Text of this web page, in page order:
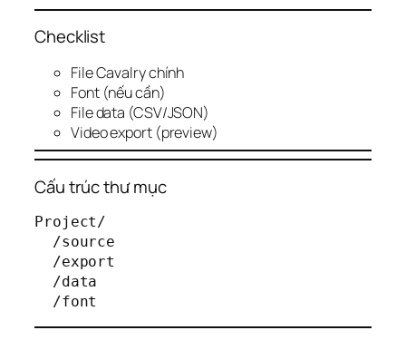
Checklist
File Cavalry chính
Font (nếu cần)
File data (CSV/JSON)
Video export (preview)
Cấu trúc thư mục
Project/